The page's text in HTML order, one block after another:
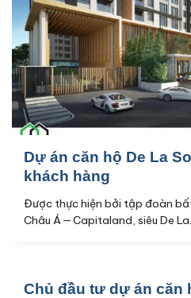
Dự án căn hộ De La
khách hàng
Được thực hiện bởi tập đoàn
Châu Á — Capitaland, siêu De
Chủ đầu tư dự án căn